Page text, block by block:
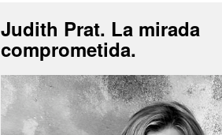
Judith Prat. La mirada
comprometida.